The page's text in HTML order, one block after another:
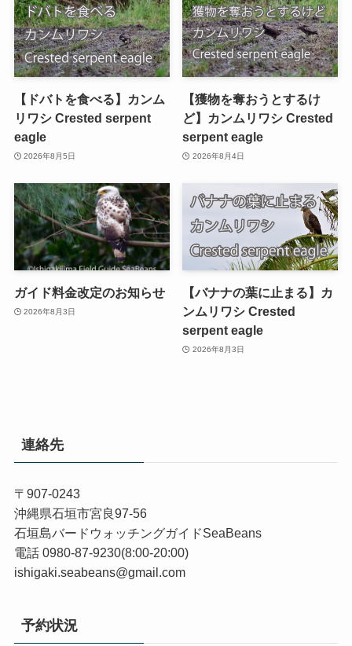
【ドバトを食べる】カンム
リワシ Crested serpent
eagle
2026年8月5日
【獲物を奪おうとするけ
ど】カンムリワシ Crested
serpent eagle
2026年8月4日
ガイド料金改定のお知らせ
2026年8月3日
【バナナの葉に止まる】カ
ンムリワシ Crested
serpent eagle
2026年8月3日
連絡先
〒907-0243
沖縄県石垣市宮良97-56
石垣島バードウォッチングガイドSeaBeans
電話 0980-87-9230(8:00-20:00)
ishigaki.seabeans@gmail.com
予約状況